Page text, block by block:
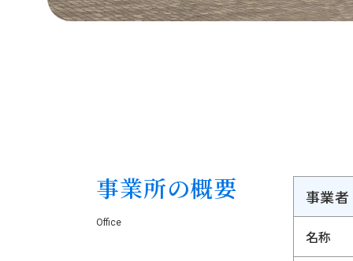
事業所の概要
Office
事業者
名称